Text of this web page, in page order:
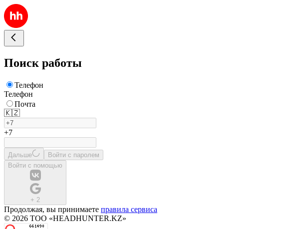
Поиск работы
Телефон
Телефон
Почта
🇰🇿
+7
Дальше
Войти с паролем
Войти с помощью
+ 2
Продолжая, вы принимаете правила сервиса
© 2026 ТОО «HEADHUNTER.KZ»